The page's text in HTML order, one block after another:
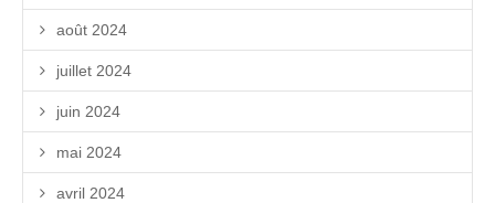
août 2024
juillet 2024
juin 2024
mai 2024
avril 2024